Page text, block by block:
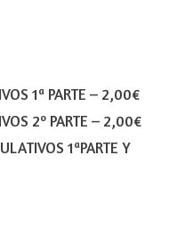
1ª PARTE – 2,00€
2º PARTE – 2,00€
1ªPARTE Y